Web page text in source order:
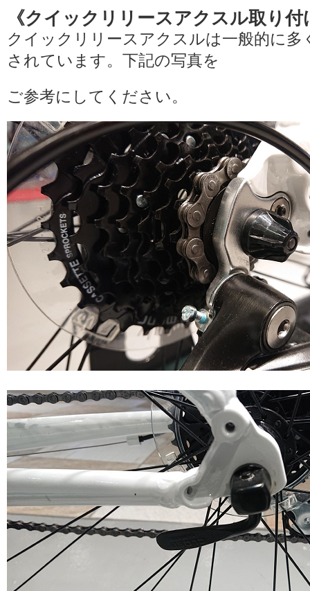
《クイックリリースアクスル取り
クイックリリースアクスルは一般的に
されています。下記の写真を
ご参考にしてください。